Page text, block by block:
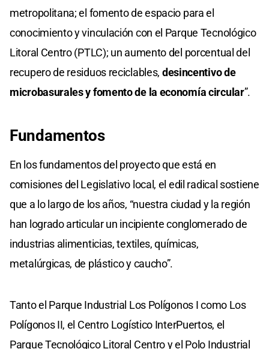
metropolitana; el fomento de espacio para el
conocimiento y vinculación con el Parque Tecnológico
Litoral Centro (PTLC); un aumento del porcentual del
recupero de residuos reciclables, desincentivo de
microbasurales y fomento de la economía circular”.
Fundamentos
En los fundamentos del proyecto que está en
comisiones del Legislativo local, el edil radical sostiene
que a lo largo de los años, “nuestra ciudad y la región
han logrado articular un incipiente conglomerado de
industrias alimenticias, textiles, químicas,
metalúrgicas, de plástico y caucho”.
Tanto el Parque Industrial Los Polígonos I como Los
Polígonos II, el Centro Logístico InterPuertos, el
Parque Tecnológico Litoral Centro y el Polo Industrial